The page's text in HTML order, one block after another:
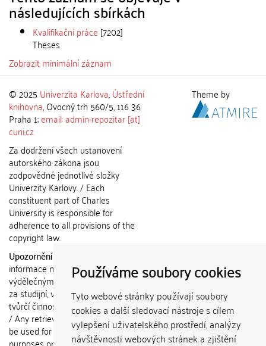
Používáme soubory cookies
Tyto webové stránky používají soubory
cookies a další sledovací nástroje s cílem
vylepšení uživatelského prostředí, analýzy
návštěvnosti webových stránek a zjištění
následujících sbírkách
Kvalifikační práce [7202]
Theses
Zobrazit minimální záznam
© 2025 Univerzita Karlova,Ústřední
knihovna, Ovocný trh 560/5, 116 36
Praha 1;email: admin-repozitar [at]
cuni.cz
Za dodržení všech ustanovení
autorského zákona jsou
zodpovědné jednotlivé složky
Univerzity Karlovy. / Each
constituent part of Charles
University is responsible for
adherence to all provisions of the
copyright law.
Upozornění / Notice:
informace nemohou být použity k
výdělečným účelům nebo vydávány
za studijní, vědeckou nebo jinou
tvůrčí činnost jiné osoby než autora.
/ Any retrieved information shall not
be used for any commercial
Theme by